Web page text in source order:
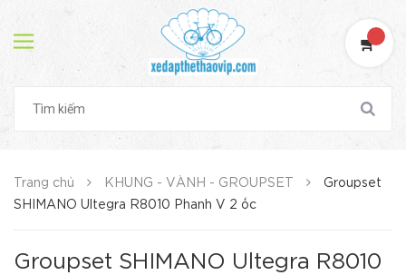
Trang chủ KHUNG - VÀNH - GROUPSET
Groupset
SHIMANO Ultegra R8010 Phanh V 2 ốc
Groupset SHIMANO Ultegra R8010